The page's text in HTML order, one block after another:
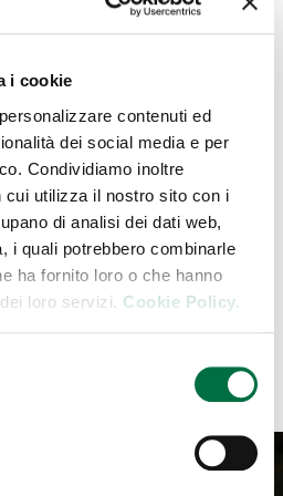
i cookie
contenuti ed
dei social media e per
Condividiamo inoltre
cui utilizza il nostro sito con i
di analisi dei dati web,
i quali potrebbero combinarle
ha fornito loro o che hanno
loro servizi. Cookie Policy.
DI OUTDOOR
D’ABRUZZO: VIAGGIO TRA
CONOSCIUTI E GRANDI
INCANTEVOLI LAGUNE
2026